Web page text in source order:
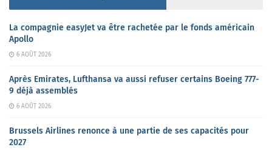
La compagnie easyJet va être rachetée par le fonds américain
Apollo
6 AOÛT 2026
Après Emirates, Lufthansa va aussi refuser certains Boeing 777-
9 déjà assemblés
6 AOÛT 2026
Brussels Airlines renonce à une partie de ses capacités pour
2027